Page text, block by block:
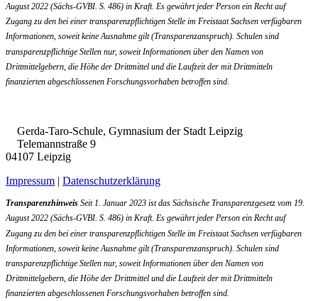
August 2022 (Sächs-GVBI. S. 486) in Kraft. Es gewährt jeder Person ein Recht auf
Zugang zu den bei einer transparenzpflichtigen Stelle im Freistaat Sachsen verfügbaren
Informationen, soweit keine Ausnahme gilt (Transparenzanspruch). Schulen sind
transparenzpflichtige Stellen nur, soweit Informationen über den Namen von
Drittmittelgebern, die Höhe der Drittmittel und die Laufzeit der mit Drittmitteln
finanzierten abgeschlossenen Forschungsvorhaben betroffen sind.
Gerda-Taro-Schule, Gymnasium der Stadt Leipzig
Telemannstraße 9
04107 Leipzig
Impressum | Datenschutzerklärung
Transparenzhinweis Seit 1. Januar 2023 ist das Sächsische Transparenzgesetz vom 19.
August 2022 (Sächs-GVBI. S. 486) in Kraft. Es gewährt jeder Person ein Recht auf
Zugang zu den bei einer transparenzpflichtigen Stelle im Freistaat Sachsen verfügbaren
Informationen, soweit keine Ausnahme gilt (Transparenzanspruch). Schulen sind
transparenzpflichtige Stellen nur, soweit Informationen über den Namen von
Drittmittelgebern, die Höhe der Drittmittel und die Laufzeit der mit Drittmitteln
finanzierten abgeschlossenen Forschungsvorhaben betroffen sind.